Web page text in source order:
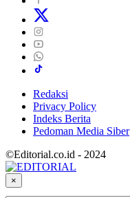
Redaksi
Privacy Policy
Indeks Berita
Pedoman Media Siber
©Editorial.co.id - 2024
×